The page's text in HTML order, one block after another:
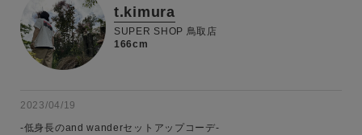
t.kimura
SUPER SHOP 鳥取店
166cm
2023/04/19
-低身長のand wanderセットアップコーデ-